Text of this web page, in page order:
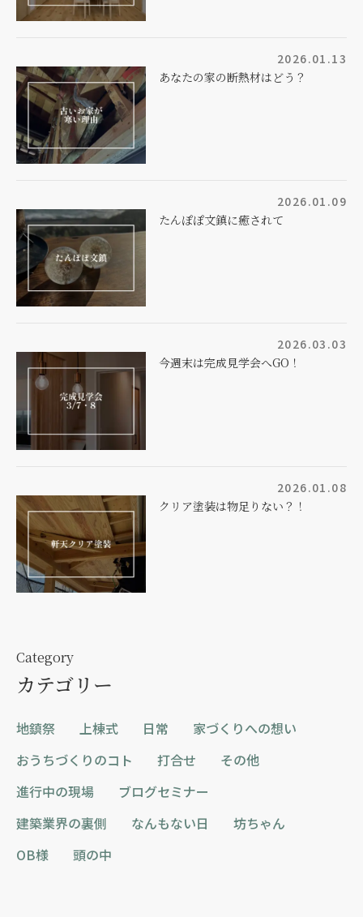
2026.01.13
あなたの家の断熱材はどう？
2026.01.09
たんぽぽ文鎮に癒されて
2026.03.03
今週末は完成見学会へGO！
2026.01.08
クリア塗装は物足りない？！
Category
カテゴリー
地鎮祭 上棟式 日常
家づくりへの想い
おうちづくりのコト
打合せ
その他
進行中の現場
ブログセミナー
建築業界の裏側
なんもない日
坊ちゃん
OB様
頭の中